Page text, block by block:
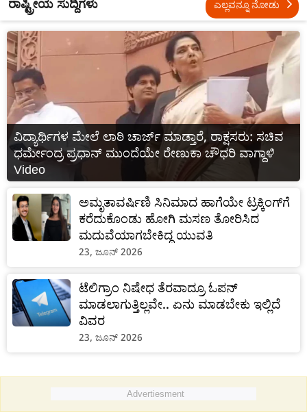
ರಾಷ್ಟ್ರೀಯ ಸುದ್ದಿಗಳು ಎಲ್ಲವನ್ನೂ ನೋಡು
ವಿದ್ಯಾರ್ಥಿಗಳ ಮೇಲೆ ಲಾಠಿ ಚಾರ್ಜ್ ಮಾಡ್ತಾರೆ, ರಾಕ್ಷಸರು: ಸಚಿವ
ಧರ್ಮೇಂದ್ರ ಪ್ರಧಾನ್ ಮುಂದೆಯೇ ರೇಣುಕಾ ಚೌಧರಿ ವಾಗ್ದಾಳಿ
Video
ಅಮೃತಾವರ್ಷಿಣಿ ಸಿನಿಮಾದ ಹಾಗೆಯೇ ಟ್ರಕ್ಕಿಂಗ್‌ಗೆ
ಕರೆದುಕೊಂಡು ಹೋಗಿ ಮಸಣ ತೋರಿಸಿದ
ಮದುವೆಯಾಗಬೇಕಿದ್ದ ಯುವತಿ
23, ಜೂನ್ 2026
ಟೆಲಿಗ್ರಾಂ ನಿಷೇಧ ತೆರವಾದ್ರೂ ಓಪನ್
ಮಾಡಲಾಗುತ್ತಿಲ್ಲವೇ.. ಏನು ಮಾಡಬೇಕು ಇಲ್ಲಿದೆ
ವಿವರ
23, ಜೂನ್ 2026
Advertiesment